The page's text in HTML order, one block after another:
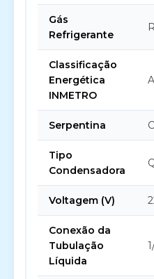
Gás
Refrigerante
Classificação
Energética
INMETRO
A
Serpentina
Tipo
Condensadora
Voltagem (V)
Conexão da
Tubulação
Líquida